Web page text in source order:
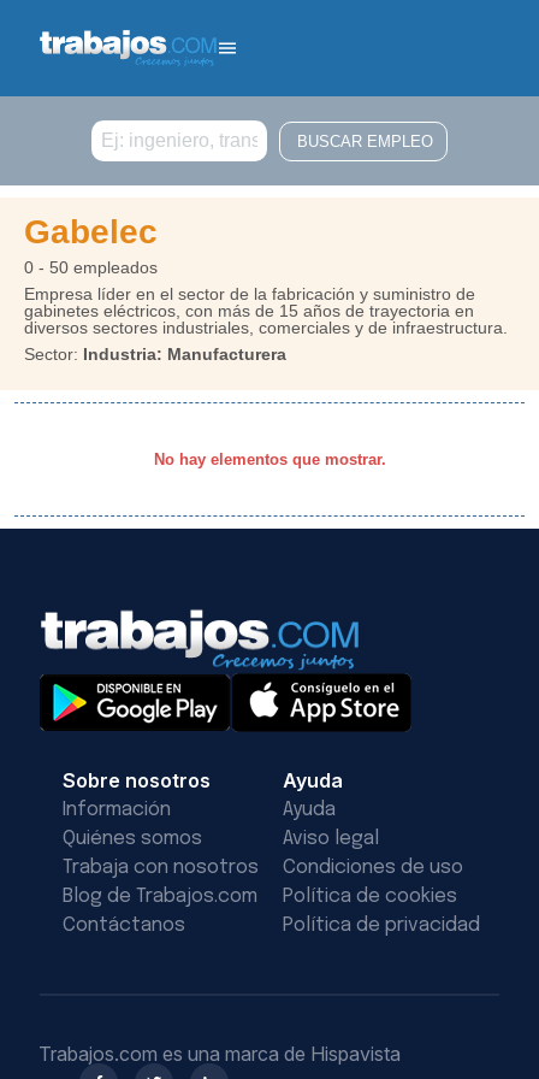
Buscar
Gabelec
0 - 50 empleados
Empresa líder en el sector de la fabricación y suministro de
gabinetes eléctricos, con más de 15 años de trayectoria en
diversos sectores industriales, comerciales y de infraestructura.
Sector: Industria: Manufacturera
No hay elementos que mostrar.
Sobre nosotros
Información
Quiénes somos
Trabaja con nosotros
Blog de Trabajos.com
Contáctanos
Ayuda
Ayuda
Aviso legal
Condiciones de uso
Política de cookies
Política de privacidad
Trabajos.com es una marca de Hispavista